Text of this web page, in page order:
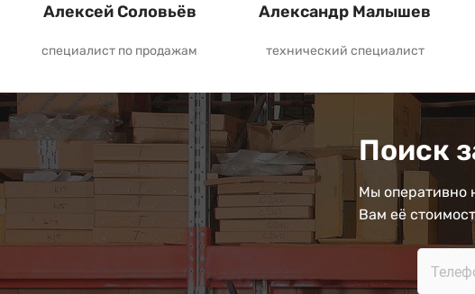
Алексей Соловьёв
специалист по продажам
Александр Малышев
технический специалист
Поиск
Мы оперативно
Вам её